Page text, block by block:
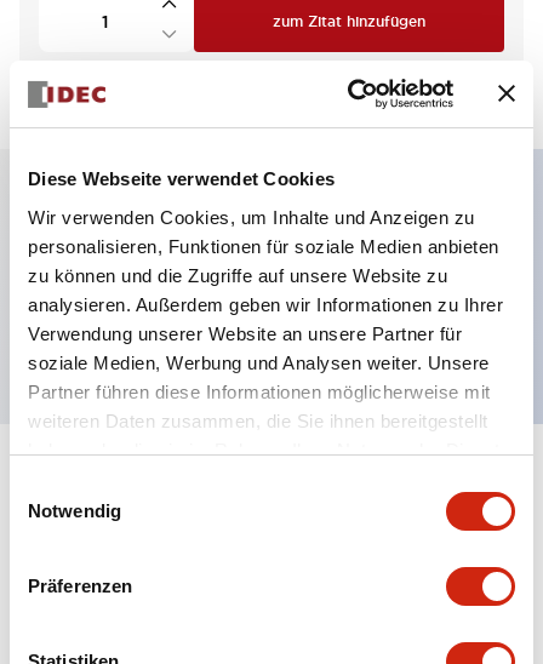
Diese Webseite verwendet Cookies
Wir verwenden Cookies, um Inhalte und Anzeigen zu
personalisieren, Funktionen für soziale Medien anbieten
zu können und die Zugriffe auf unsere Website zu
analysieren. Außerdem geben wir Informationen zu Ihrer
Verwendung unserer Website an unsere Partner für
soziale Medien, Werbung und Analysen weiter. Unsere
Partner führen diese Informationen möglicherweise mit
weiteren Daten zusammen, die Sie ihnen bereitgestellt
haben oder die sie im Rahmen Ihrer Nutzung der Dienste
Notwendig
Präferenzen
zum Zitat hinzufügen
Hauptmerkmale
Magnetventilschloss, 1NC+1NC Haupt 2NC Tür
1NO Überwachungsschaltung, 3m Kabel
+